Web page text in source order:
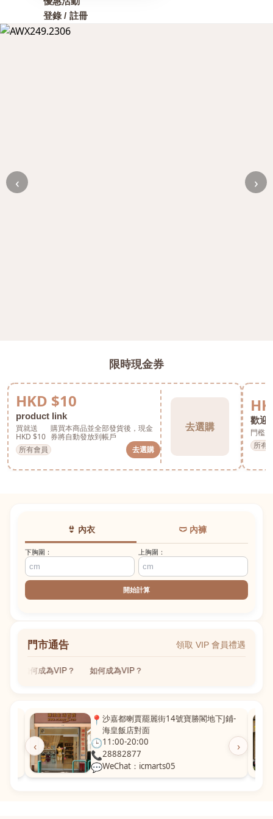
登錄 / 註冊
‹ ›
限時現金券
HKD $10
product link
買就送
HKD $10
購買本商品並全部發貨後，現金
券將自動發放到帳戶
所有會員
去選購
去選購
歡迎
門檻
所有
👙 內衣 🩲 內褲
下胸圍： 上胸圍：
開始計算
門市通告 領取 VIP 會員禮遇
如何成為VIP？ 如何成為VIP？
‹ ›
📍 沙嘉都喇賈罷麗街14號寶勝閣地下J鋪-
海皇飯店對面
🕒11:00-20:00
📞28882877
💬WeChat：icmarts05